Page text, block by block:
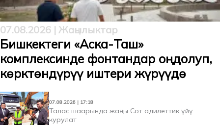
07.08.2026 | Жаңылыктар
Бишкектеги «Аска-Таш»
комплексинде фонтандар оңдолуп,
көрктөндүрүү иштери жүрүүдө
07.08.2026 | 17:18
Талас шаарында жаңы Сот адилеттик үйү
курулат